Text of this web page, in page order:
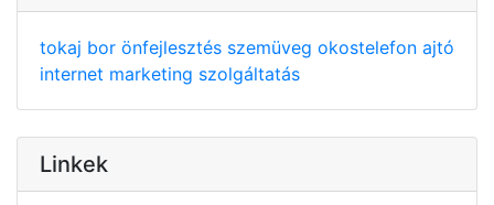
tokaj bor önfejlesztés szemüveg okostelefon ajtó
internet marketing szolgáltatás
Linkek